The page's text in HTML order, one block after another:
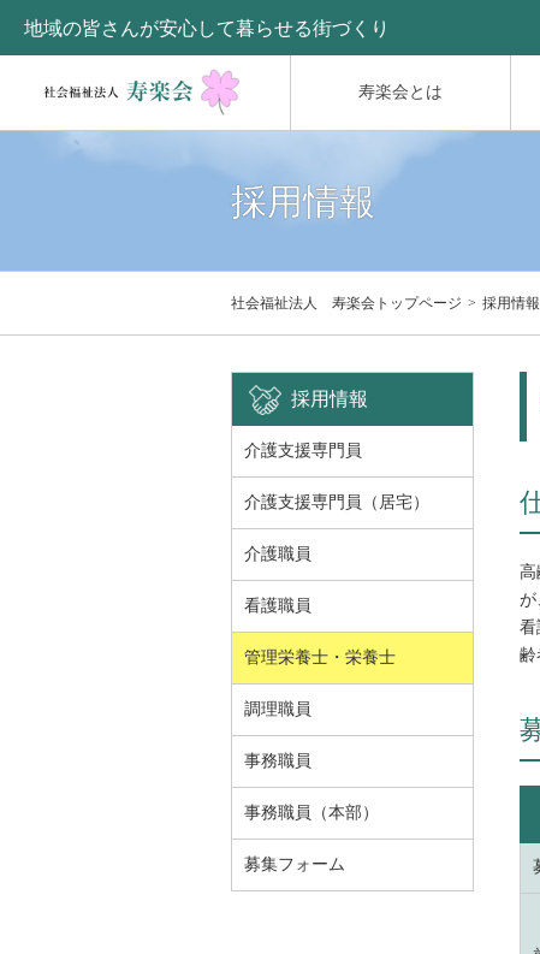
寿楽会とは
地域の皆さんが安心して暮らせる街づくり
採用情報
社会福祉法人 寿楽会トップページ 採用情報
高
が
看
齢
採用情報
介護支援専門員
介護支援専門員（居宅）
介護職員
看護職員
管理栄養士・栄養士
調理職員
事務職員
事務職員（本部）
募集フォーム